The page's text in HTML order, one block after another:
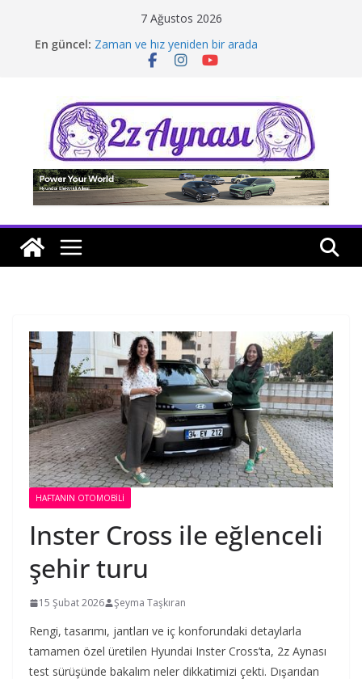
7 Ağustos 2026
En güncel: Zaman ve hız yeniden bir arada
Borusan Next Bodrum’da açıldı
Tatil rotasında test sürüşü
HAFTANIN OTOMOBILI
Inster Cross ile eğlenceli
şehir turu
15 Şubat 2026 Şeyma Taşkıran
Rengi, tasarımı, jantları ve iç konforundaki detaylarla
tamamen özel üretilen Hyundai Inster Cross’ta, 2z Aynası
test sürüşünde bakalım neler dikkatimizi çekti. Dışarıdan